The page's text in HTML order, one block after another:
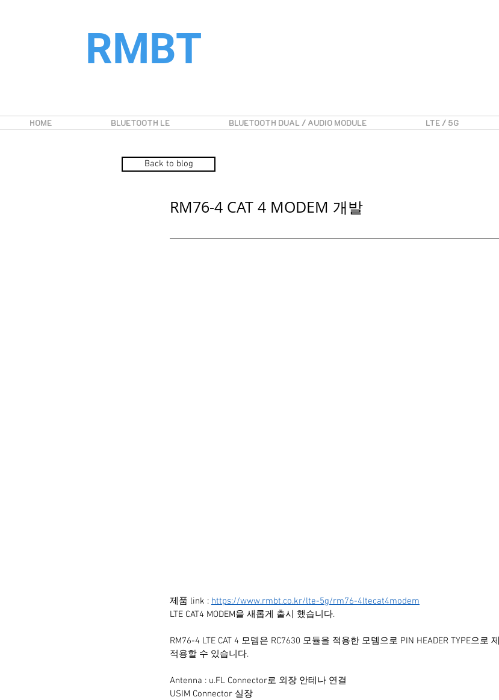
RMBT
HOME BLUETOOTH LE BLUETOOTH DUAL / AUDIO MODULE LTE / 5G
Back to blog
RM76-4 CAT 4 MODEM 개발
제품 link : https://www.rmbt.co.kr/lte-5g/rm76-4ltecat4modem
LTE CAT4 MODEM을 새롭게 출시 했습니다.
RM76-4 LTE CAT 4 모뎀은 RC7630 모듈을 적용한 모뎀으로 PIN HEADER TYPE으로
적용할 수 있습니다.
Antenna : u.FL Connector로 외장 안테나 연결
USIM Connector 실장